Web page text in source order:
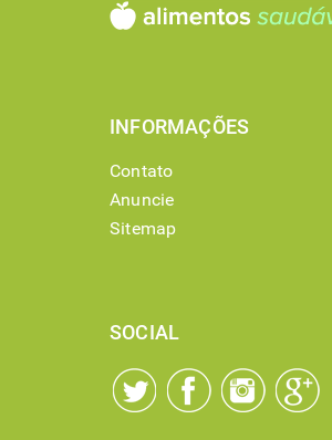
INFORMAÇÕES
Contato
Anuncie
Sitemap
SOCIAL